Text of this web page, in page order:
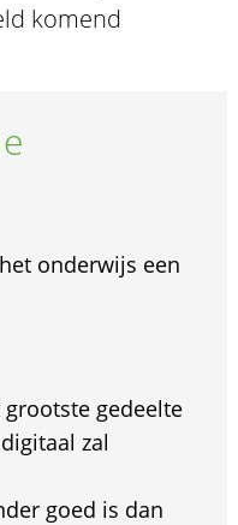
komend
onderwijs een
gedeelte
zal
goed is dan